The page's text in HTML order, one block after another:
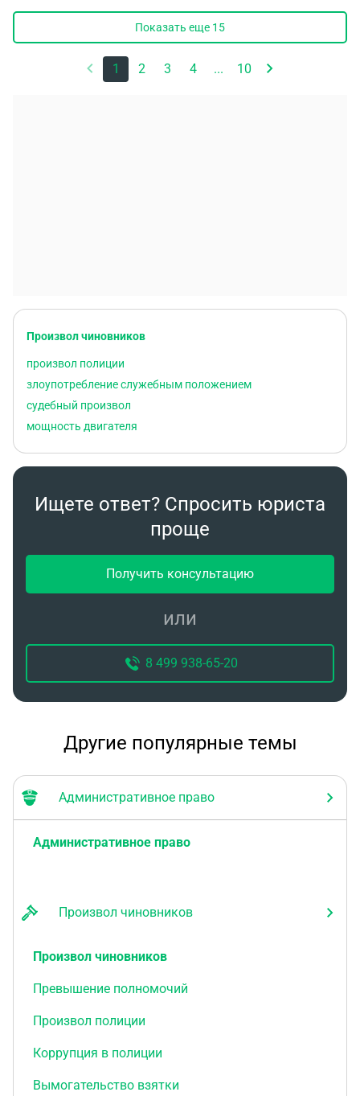
Показать еще 15
1 2 3 4 ... 10
Произвол чиновников
произвол полиции
злоупотребление служебным положением
судебный произвол
мощность двигателя
Ищете ответ? Спросить юриста
проще
Получить консультацию
или
8 499 938-65-20
Другие популярные темы
Административное право
Административное право
Произвол чиновников
Произвол чиновников
Превышение полномочий
Произвол полиции
Коррупция в полиции
Вымогательство взятки